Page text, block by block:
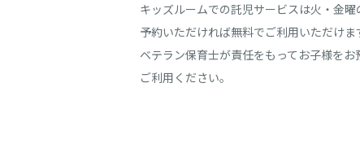
キッズルームでの託児サービスは火・金
予約いただければ無料でご利用いただけま
ベテラン保育士が責任をもってお子様を
ご利用ください。